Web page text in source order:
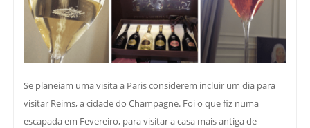
Se planeiam uma visita a Paris considerem incluir um dia para
visitar Reims, a cidade do Champagne. Foi o que fiz numa
escapada em Fevereiro, para visitar a casa mais antiga de